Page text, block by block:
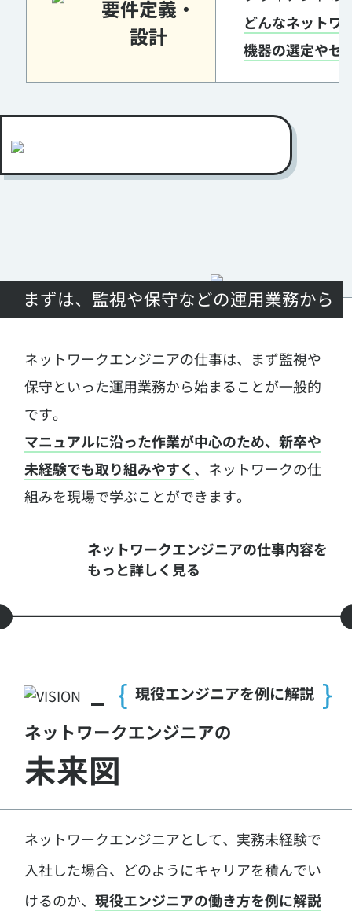
要件定義・
設計
どんなネットワ
機器の選定やセ
まずは、監視や保守などの運用業務から
ネットワークエンジニアの仕事は、まず監視や
保守といった運用業務から始まることが一般的
です。
マニュアルに沿った作業が中心のため、新卒や
未経験でも取り組みやすく 、ネットワークの仕
組みを現場で学ぶことができます。
ネットワークエンジニアの仕事内容を
もっと詳しく見る
現役エンジニアを例に解説
ネットワークエンジニアの
未来図
ネットワークエンジニアとして、実務未経験で
入社した場合、どのようにキャリアを積んでい
けるのか、現役エンジニアの働き方を例に解説